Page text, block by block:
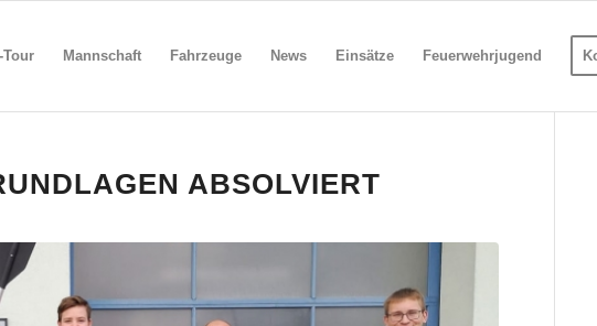
Tour Mannschaft Fahrzeuge News Einsätze Feuerwehrjugend
ABSOLVIERT